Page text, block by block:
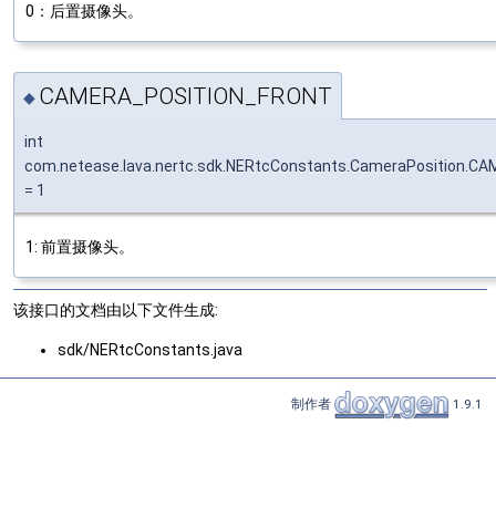
0：后置摄像头。
◆ CAMERA_POSITION_FRONT
int
= 1
1: 前置摄像头。
该接口的文档由以下文件生成:
sdk/NERtcConstants.java
制作者 1.9.1